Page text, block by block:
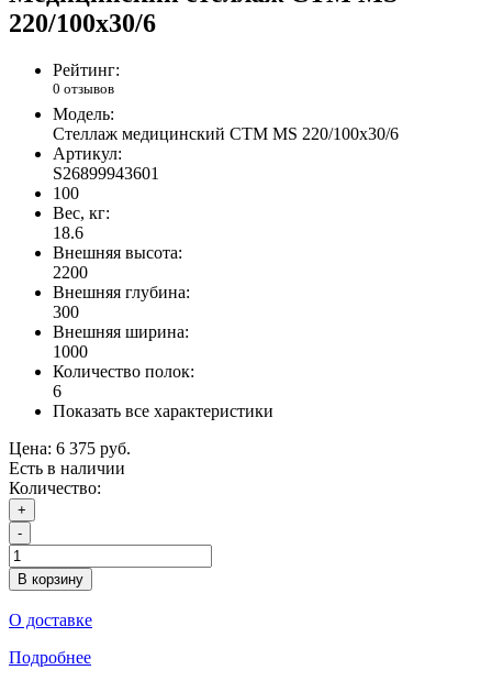
220/100х30/6
Рейтинг:
0 отзывов
Модель:
Стеллаж медицинский СТМ MS 220/100х30/6
Артикул:
S26899943601
100
Вес, кг:
18.6
Внешняя высота:
2200
Внешняя глубина:
300
Внешняя ширина:
1000
Количество полок:
6
Показать все характеристики
Цена: 6 375 руб.
Есть в наличии
Количество:
+
-
В корзину
О доставке
Подробнее